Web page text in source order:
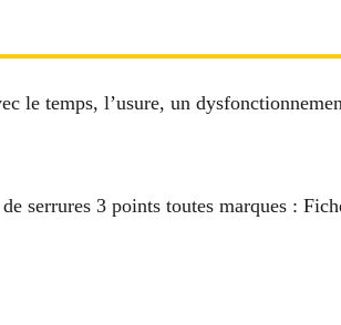
le temps, l’usure, un
de serrures 3 points toutes marques :